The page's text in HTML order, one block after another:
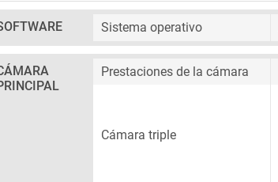
Sistema operativo
Prestaciones de la cámara
Cámara triple